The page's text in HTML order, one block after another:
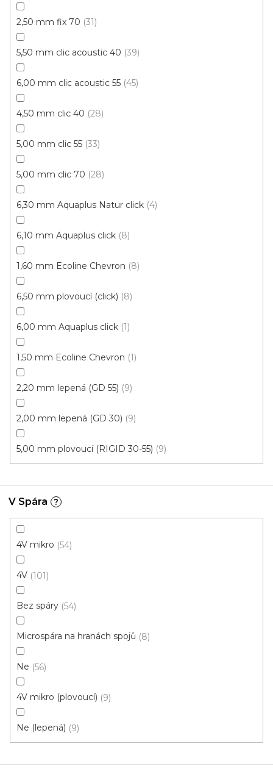
2,50 mm fix 70 31
5,50 mm clic acoustic 40 39
6,00 mm clic acoustic 55 45
4,50 mm clic 40 28
5,00 mm clic 55 33
5,00 mm clic 70 28
6,30 mm Aquaplus Natur click 4
6,10 mm Aquaplus click 8
1,60 mm Ecoline Chevron 8
6,50 mm plovoucí (click) 8
6,00 mm Aquaplus click 1
1,50 mm Ecoline Chevron 1
2,20 mm lepená (GD 55) 9
2,00 mm lepená (GD 30) 9
5,00 mm plovoucí (RIGID 30-55) 9
V Spára ?
4V mikro 54
4V 101
Bez spáry 54
Microspára na hranách spojů 8
Ne 56
4V mikro (plovoucí) 9
Ne (lepená) 9
Vinylová podlaha Plank IT /Wood/ 2006 Bolton
šedý VÝPRODEJ (4 balení)
473 Kč
cena:
Plank IT wood LEPENÁ
Novinka
S kódem PLOTZAK sleva 15%
Vinylová podlaha ESSENCE Primary Oak Light
Grey
od
Rigid click 55 (plovoucí) Rigid click 30 (plovoucí)
Novinka
S kódem PLOTZAK sleva 15%